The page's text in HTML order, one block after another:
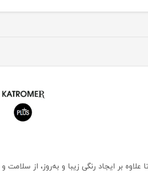
بر ایجاد رنگی زیبا و به‌روز، از سلامت و